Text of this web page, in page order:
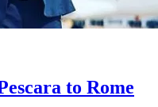
to Rome